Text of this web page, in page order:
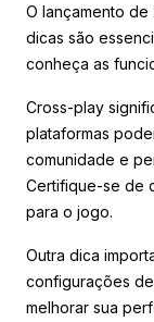
O lançamento de
dicas são
conheça as
Cross-play
plataformas
comunidade e
Certifique-se de
para o jogo.
Outra dica
configurações
melhorar sua